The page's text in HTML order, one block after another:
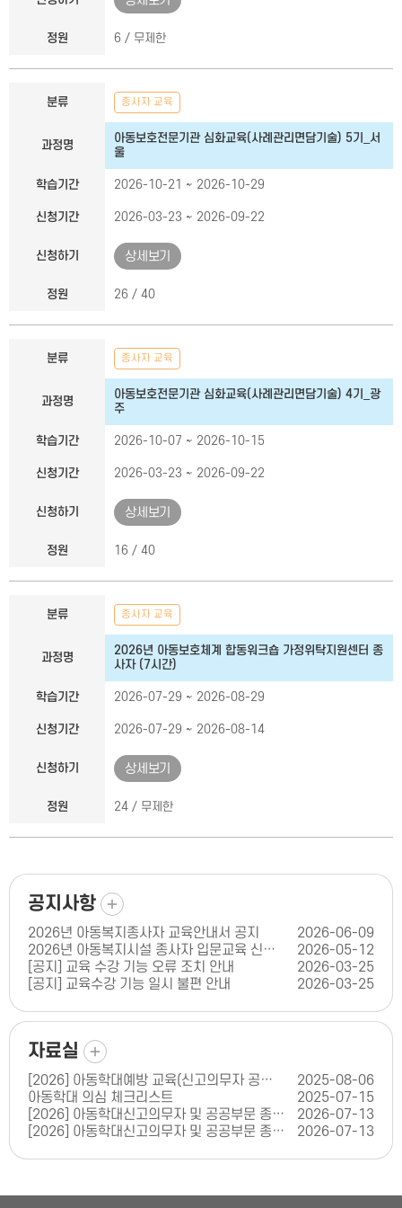
정원 6 / 무제한
분류 종사자 교육
과정명
아동보호전문기관 심화교육(사례관리면담기술) 5기_서
울
학습기간 2026-10-21 ~ 2026-10-29
신청기간 2026-03-23 ~ 2026-09-22
신청하기 상세보기
정원 26 / 40
분류 종사자 교육
과정명
아동보호전문기관 심화교육(사례관리면담기술) 4기_광
주
학습기간 2026-10-07 ~ 2026-10-15
신청기간 2026-03-23 ~ 2026-09-22
신청하기 상세보기
정원 16 / 40
분류 종사자 교육
과정명
2026년 아동보호체계 합동워크숍 가정위탁지원센터 종
사자 (7시간)
학습기간 2026-07-29 ~ 2026-08-29
신청기간 2026-07-29 ~ 2026-08-14
신청하기 상세보기
정원 24 / 무제한
공지사항
더보기
2026년 아동복지종사자 교육안내서 공지
2026-06-09
2026년 아동복지시설 종사자 입문교육 신청 안내
2026-05-12
[공지] 교육 수강 기능 오류 조치 안내
2026-03-25
[공지] 교육수강 기능 일시 불편 안내
2026-03-25
자료실
더보기
[2026] 아동학대예방 교육(신고의무자 공공부문 교육) 콘텐츠 인증 신청서(양식)
2025-08-06
아동학대 의심 체크리스트
2025-07-15
[2026] 아동학대신고의무자 및 공공부문 종사자 아동학대 예방교육(체육기관 종사자 편)
2026-07-13
[2026] 아동학대신고의무자 및 공공부문 종사자 아동학대 예방교육(학원 종사자 편)
2026-07-13